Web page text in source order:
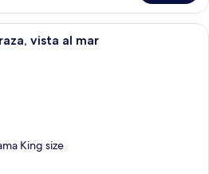
Un balcón con dos sillones de madera
vista al mar
King size